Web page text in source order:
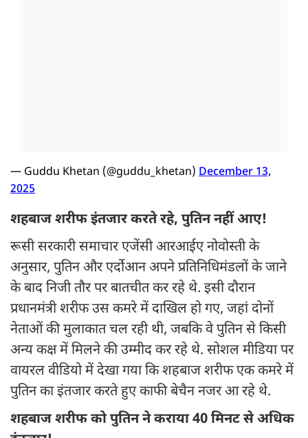
— Guddu Khetan (@guddu_khetan) December 13,
2025
शहबाज शरीफ इंतजार करते रहे, पुतिन नहीं आए!
रूसी सरकारी समाचार एजेंसी आरआईए नोवोस्ती के
अनुसार, पुतिन और एर्दोआन अपने प्रतिनिधिमंडलों के जाने
के बाद निजी तौर पर बातचीत कर रहे थे. इसी दौरान
प्रधानमंत्री शरीफ उस कमरे में दाखिल हो गए, जहां दोनों
नेताओं की मुलाकात चल रही थी, जबकि वे पुतिन से किसी
अन्य कक्ष में मिलने की उम्मीद कर रहे थे. सोशल मीडिया पर
वायरल वीडियो में देखा गया कि शहबाज शरीफ एक कमरे में
पुतिन का इंतजार करते हुए काफी बेचैन नजर आ रहे थे.
शहबाज शरीफ को पुतिन ने कराया 40 मिनट से अधिक